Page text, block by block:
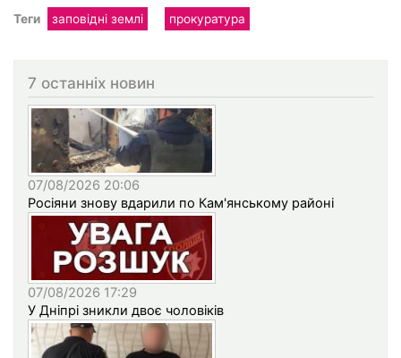
Теги заповідні землі прокуратура
7 останніх новин
07/08/2026 20:06
Росіяни знову вдарили по Кам'янському районі
07/08/2026 17:29
У Дніпрі зникли двоє чоловіків